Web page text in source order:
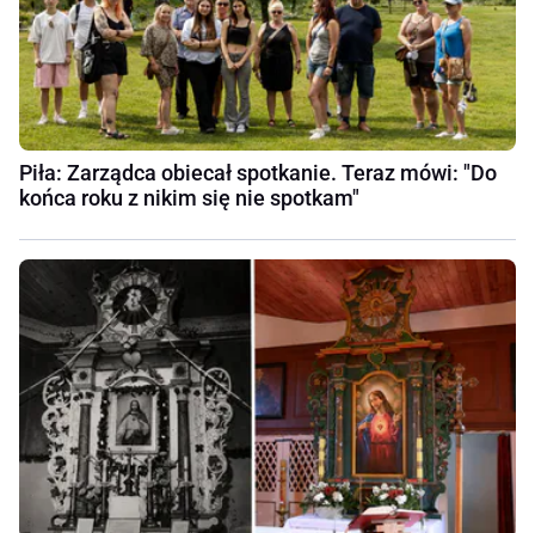
Piła: Zarządca obiecał spotkanie. Teraz mówi: "Do
końca roku z nikim się nie spotkam"